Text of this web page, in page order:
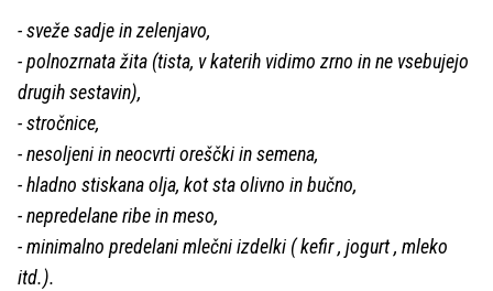
- sveže sadje in zelenjavo,
- polnozrnata žita (tista, v katerih vidimo zrno in ne vsebujejo
drugih sestavin),
- stročnice,
- nesoljeni in neocvrti oreščki in semena,
- hladno stiskana olja, kot sta olivno in bučno,
- nepredelane ribe in meso,
- minimalno predelani mlečni izdelki ( kefir , jogurt , mleko
itd.).